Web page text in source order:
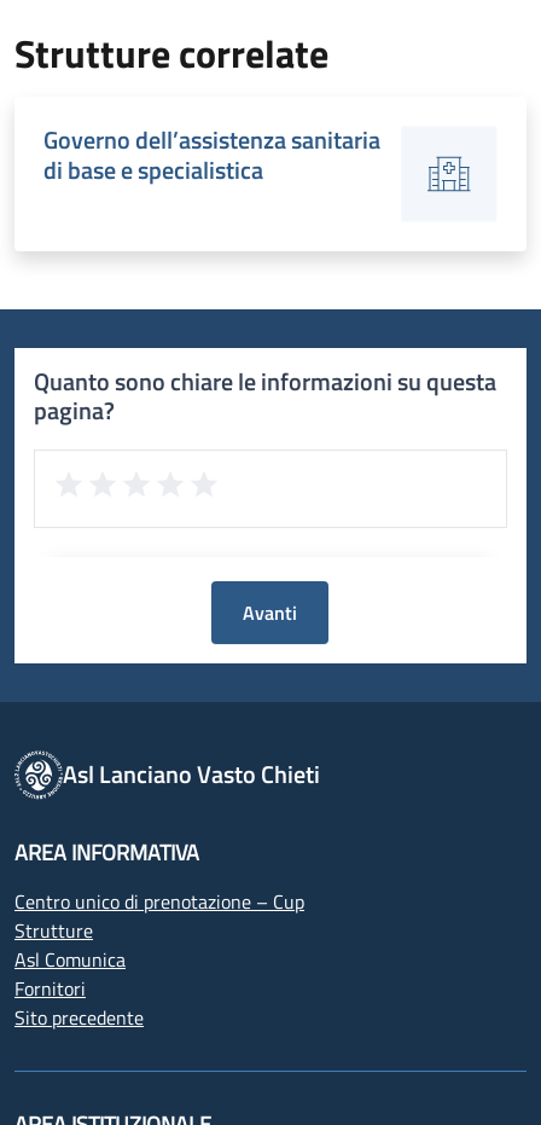
Strutture correlate
Governo dell’assistenza sanitaria
di base e specialistica
Quanto sono chiare le informazioni su questa
pagina?
Avanti
Asl Lanciano Vasto Chieti
AREA INFORMATIVA
Centro unico di prenotazione – Cup
Strutture
Asl Comunica
Fornitori
Sito precedente